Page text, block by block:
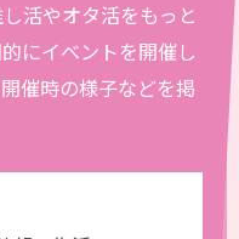
活やオタ活をもっと
にイベントを開催し
催時の様子などを掲